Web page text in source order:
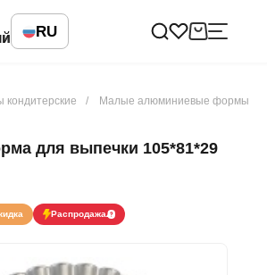
RU
Малые алюминиевые формы
для выпечки 105*81*29
Распродажа